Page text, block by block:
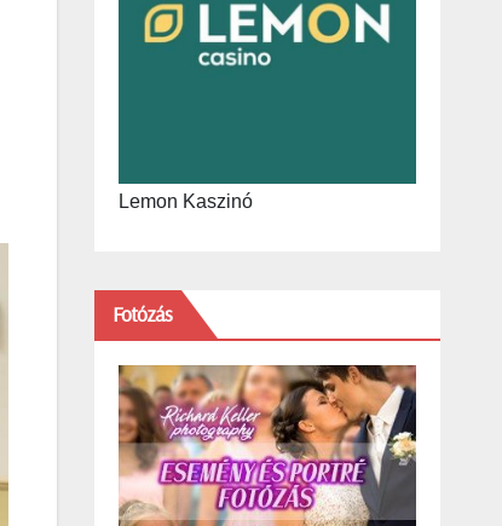
Lemon Kaszinó
Fotózás